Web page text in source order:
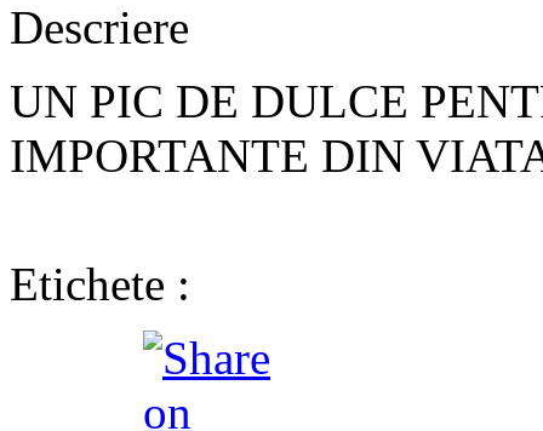
Descriere
UN PIC DE DULCE
IMPORTANTE DIN
Etichete :